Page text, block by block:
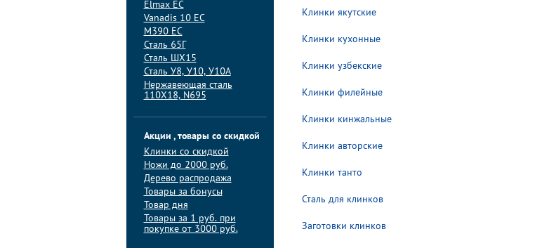
Elmax ЕС
Vanadis 10 ЕС
M390 ЕС
Сталь 65Г
Сталь ШХ15
Сталь У8, У10, У10А
Нержавеющая сталь
110Х18, N695
Акции , товары со скидкой
Клинки со скидкой
Ножи до 2000 руб.
Дерево распродажа
Товары за бонусы
Товар дня
Товары за 1 руб. при
покупке от 3000 руб.
Клинки якутские
Клинки кухонные
Клинки узбекские
Клинки филейные
Клинки кинжальные
Клинки авторские
Клинки танто
Сталь для клинков
Заготовки клинков